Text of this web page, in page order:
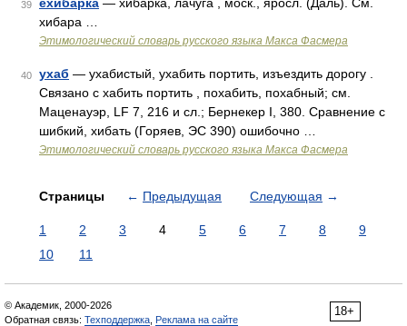
39
хибара …
Этимологический словарь русского языка Макса Фасмера
40 ухаб — ухабистый, ухабить портить, изъездить дорогу .
Связано с хабить портить , похабить, похабный; см.
Маценауэр, LF 7, 216 и сл.; Бернекер I, 380. Сравнение с
шибкий, хибать (Горяев, ЭС 390) ошибочно …
Этимологический словарь русского языка Макса Фасмера
Страницы ← Предыдущая Следующая →
1 2 3 4 5 6 7 8
9
10
11
18+
© Академик, 2000-2026
Обратная связь: Техподдержка Реклама на сайте